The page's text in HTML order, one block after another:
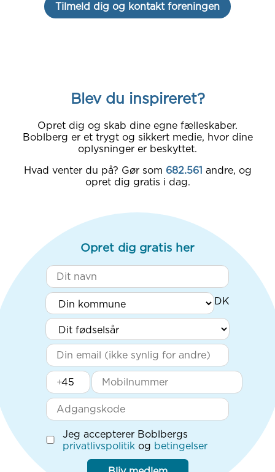
Tilmeld dig og kontakt foreningen
Blev du inspireret?
Opret dig og skab dine egne fælleskaber.
Boblberg er et trygt og sikkert medie, hvor dine
oplysninger er beskyttet.
Hvad venter du på? Gør som 682.561 andre, og
opret dig gratis i dag.
Opret dig gratis her
+
Jeg accepterer Boblbergs
privatlivspolitik og betingelser